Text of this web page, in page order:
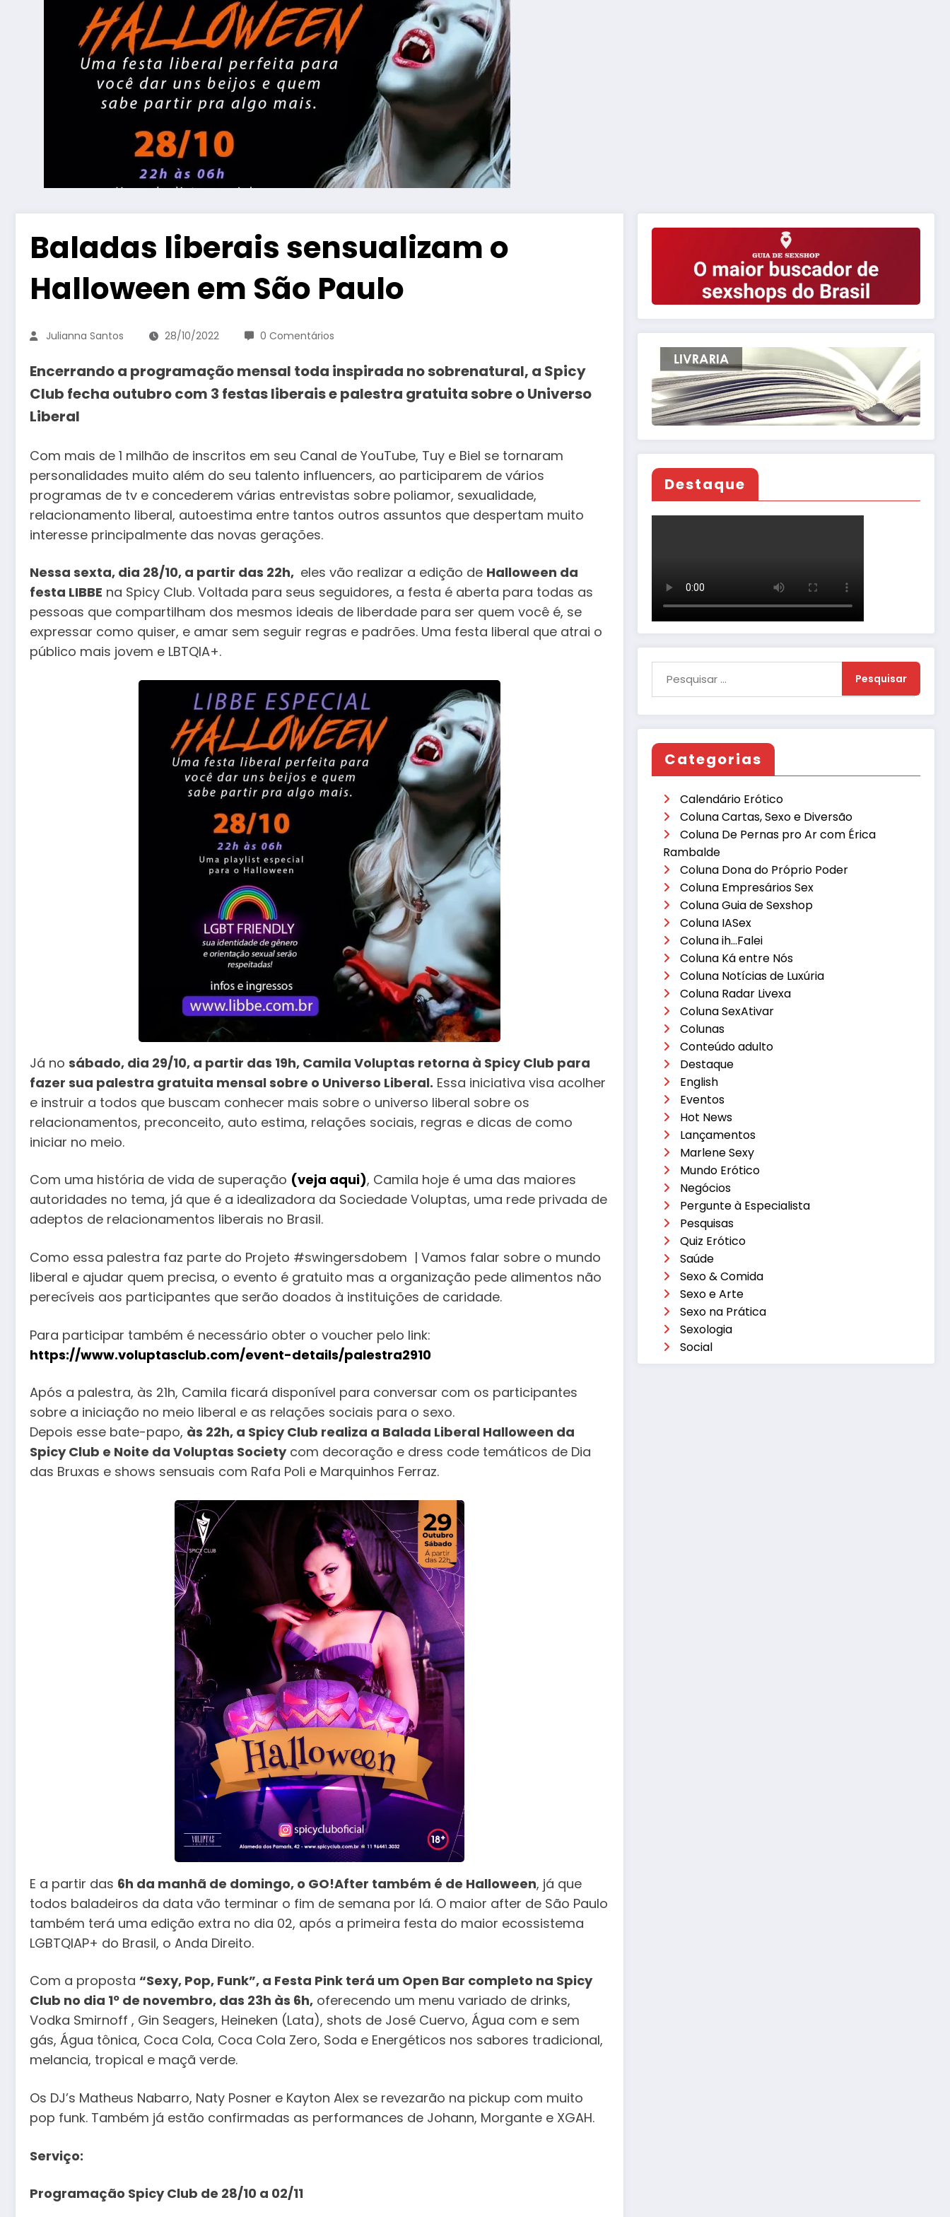
Baladas liberais sensualizam o
Halloween em São Paulo
Julianna Santos 28/10/2022 0 Comentários
Encerrando a programação mensal toda inspirada no sobrenatural, a Spicy
Club fecha outubro com 3 festas liberais e palestra gratuita sobre o Universo
Liberal
Com mais de 1 milhão de inscritos em seu Canal de YouTube, Tuy e Biel se tornaram
personalidades muito além do seu talento influencers, ao participarem de vários
programas de tv e concederem várias entrevistas sobre poliamor, sexualidade,
relacionamento liberal, autoestima entre tantos outros assuntos que despertam muito
interesse principalmente das novas gerações.
Nessa sexta, dia 28/10, a partir das 22h, eles vão realizar a edição de Halloween da
festa LIBBE na Spicy Club. Voltada para seus seguidores, a festa é aberta para todas as
pessoas que compartilham dos mesmos ideais de liberdade para ser quem você é, se
expressar como quiser, e amar sem seguir regras e padrões. Uma festa liberal que atrai o
público mais jovem e LBTQIA+.
Já no sábado, dia 29/10, a partir das 19h, Camila Voluptas retorna à Spicy Club para
fazer sua palestra gratuita mensal sobre o Universo Liberal. Essa iniciativa visa acolher
e instruir a todos que buscam conhecer mais sobre o universo liberal sobre os
relacionamentos, preconceito, auto estima, relações sociais, regras e dicas de como
iniciar no meio.
Com uma história de vida de superação (veja aqui), Camila hoje é uma das maiores
autoridades no tema, já que é a idealizadora da Sociedade Voluptas, uma rede privada de
adeptos de relacionamentos liberais no Brasil.
Como essa palestra faz parte do Projeto #swingersdobem | Vamos falar sobre o mundo
liberal e ajudar quem precisa, o evento é gratuito mas a organização pede alimentos não
perecíveis aos participantes que serão doados à instituições de caridade.
Para participar também é necessário obter o voucher pelo link:
https://www.voluptasclub.com/event-details/palestra2910
Após a palestra, às 21h, Camila ficará disponível para conversar com os participantes
sobre a iniciação no meio liberal e as relações sociais para o sexo.
Depois esse bate-papo, às 22h, a Spicy Club realiza a Balada Liberal Halloween da
Spicy Club e Noite da Voluptas Societycom decoração e dress code temáticos de Dia
das Bruxas e shows sensuais com Rafa Poli e Marquinhos Ferraz.
E a partir das 6h da manhã de domingo, o GO!After também é de Halloween, já que
todos baladeiros da data vão terminar o fim de semana por lá. O maior after de São Paulo
também terá uma edição extra no dia 02, após a primeira festa do maior ecossistema
LGBTQIAP+ do Brasil, o Anda Direito.
Com a proposta “Sexy, Pop, Funk”, a Festa Pink terá um Open Bar completo na Spicy
Club no dia 1º de novembro, das 23h às 6h, oferecendo um menu variado de drinks,
Vodka Smirnoff , Gin Seagers, Heineken (Lata), shots de José Cuervo, Água com e sem
gás, Água tônica, Coca Cola, Coca Cola Zero, Soda e Energéticos nos sabores tradicional,
melancia, tropical e maçã verde.
Os DJ’s Matheus Nabarro, Naty Posner e Kayton Alex se revezarão na pickup com muito
pop funk. Também já estão confirmadas as performances de Johann, Morgante e XGAH.
Serviço:
Programação Spicy Club de 28/10 a 02/11
Destaque
Categorias
Calendário Erótico
Coluna Cartas, Sexo e Diversão
Coluna De Pernas pro Ar com Érica
Rambalde
Coluna Dona do Próprio Poder
Coluna Empresários Sex
Coluna Guia de Sexshop
Coluna IASex
Coluna ih…Falei
Coluna Ká entre Nós
Coluna Notícias de Luxúria
Coluna Radar Livexa
Coluna SexAtivar
Colunas
Conteúdo adulto
Destaque
English
Eventos
Hot News
Lançamentos
Marlene Sexy
Mundo Erótico
Negócios
Pergunte à Especialista
Pesquisas
Quiz Erótico
Saúde
Sexo & Comida
Sexo e Arte
Sexo na Prática
Sexologia
Social